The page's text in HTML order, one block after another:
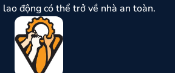
lao động có thể trở về nhà an toàn.